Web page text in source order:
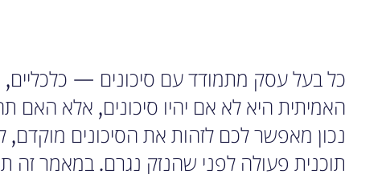
כל בעל עסק מתמודד עם סיכונים — כלכליים,
האמיתית היא לא אם יהיו סיכונים, אלא האם
נכון מאפשר לכם לזהות את הסיכונים
תוכנית פעולה לפני שהנזק נגרם. במאמר זה